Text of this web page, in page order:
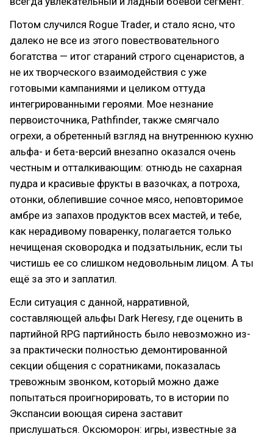
Потом случился Rogue Trader, и стало ясно, что
далеко не все из этого повествовательного
богатства — итог стараний строго сценаристов, а
не их творческого взаимодействия с уже
готовыми кампаниями и целиком оттуда
интегрированными героями. Мое незнание
первоисточника, Pathfinder, также смягчало
огрехи, а обретенный взгляд на внутреннюю кухню
альфа- и бета-версий внезапно оказался очень
честным и отталкивающим: отнюдь не сахарная
пудра и красивые фрукты в вазочках, а потроха,
отонки, облепившие сочное мясо, неповторимое
амбре из запахов продуктов всех мастей, и тебе,
как нерадивому поваренку, полагается только
нечищеная сковородка и подзатыльник, если ты
чистишь ее со слишком недовольным лицом. А ты
ещё за это и заплатил.
Если ситуация с данной, нарративной,
составляющей альфы Dark Heresy, где оценить в
партийной RPG партийность было невозможно из-
за практически полностью демонтированной
секции общения с соратниками, показалась
тревожным звонком, который можно даже
попытаться проигнорировать, то в истории по
Экспансии воющая сирена заставит
прислушаться. Оксюморон: игры, известные за